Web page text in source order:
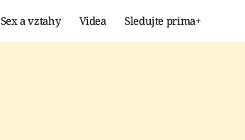
Sex a vztahy Videa Sledujte prima+